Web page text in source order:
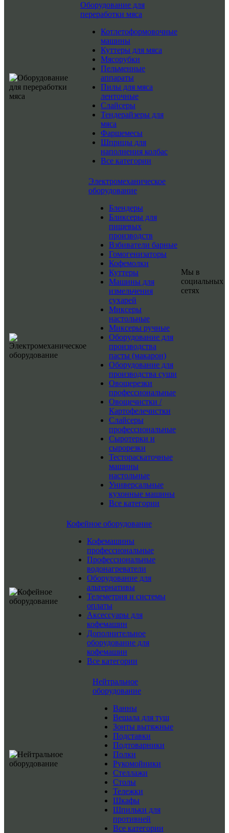
Оборудование для
переработки мяса
Котлетоформовочные
машины
Куттеры для мяса
Мясорубки
Пельменные
аппараты
Пилы для мяса
ленточные
Слайсеры
Тендерайзеры для
мяса
Фаршемесы
Шприцы для
наполнения колбас
Все категории
Электромеханическое
оборудование
Блендеры
Бликсеры для
пищевых
производств
Взбиватели барные
Гомогенизаторы
Кофемолки
Куттеры
Машины для
измельчения
сухарей
Миксеры
настольные
Миксеры ручные
Оборудование для
производства
пасты (макарон)
Оборудование для
производства суши
Овощерезки
профессиональные
Овощечистки /
Картофелечистки
Слайсеры
профессиональные
Сыротерки и
сырорезки
Тестораскаточные
машины
настольные
Универсальные
кухонные машины
Все категории
Кофейное оборудование
Кофемашины
профессиональные
Профессиональные
водонагреватели
Оборудование для
альтернативы
Телеметрия и системы
оплаты
Аксессуары для
кофемашин
Дополнительное
оборудование для
кофемашин
Все категории
Нейтральное
оборудование
Ванны
Вешала для туш
Зонты вытяжные
Подставки
Подтоварники
Полки
Рукомойники
Стеллажи
Столы
Тележки
Шкафы
Шпильки для
противней
Все категории
Мы в
социальных
сетях